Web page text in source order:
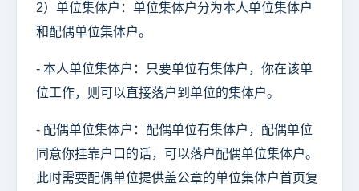
2）单位集体户：单位集体户分为本人单位集体户
和配偶单位集体户。
- 本人单位集体户：只要单位有集体户，你在该单
位工作，则可以直接落户到单位的集体户。
- 配偶单位集体户：配偶单位有集体户，配偶单位
同意你挂靠户口的话，可以落户配偶单位集体户。
此时需要配偶单位提供盖公章的单位集体户首页复